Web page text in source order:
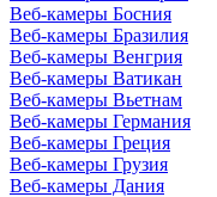
Веб-камеры Босния
Веб-камеры Бразилия
Веб-камеры Венгрия
Веб-камеры Ватикан
Веб-камеры Вьетнам
Веб-камеры Германия
Веб-камеры Греция
Веб-камеры Грузия
Веб-камеры Дания